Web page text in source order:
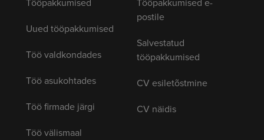
Tööpakkumised
Uued tööpakkumised
Töö valdkondades
Töö asukohtades
Töö firmade järgi
Töö välismaal
Tööpakkumised e-
postile
Salvestatud
tööpakkumised
CV esiletõstmine
CV näidis